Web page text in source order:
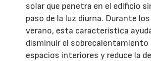
solar que penetra en el edificio
paso de la luz diurna. Durante
verano, esta característica
disminuir el sobrecalentamiento
espacios interiores y reduce la